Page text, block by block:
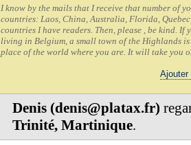
I know by the mails that I receive that number of
countries: Laos, China, Australia, Florida,
countries I have readers. Then, please , be kind.
living in Belgium, a small town of the Highlands
place of the world where you are. It will take you
Ajouter
Denis (denis@platax.fr)
Trinité, Martinique.